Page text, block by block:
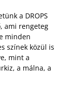
a DROPS
ami rengeteg
minden
színek közül is
mint a
a málna, a